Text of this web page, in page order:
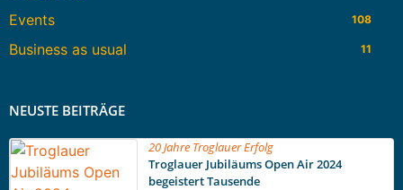
Events 108
Business as usual 11
NEUSTE BEITRÄGE
20 Jahre Troglauer Erfolg
Troglauer Jubiläums Open Air 2024
begeistert Tausende